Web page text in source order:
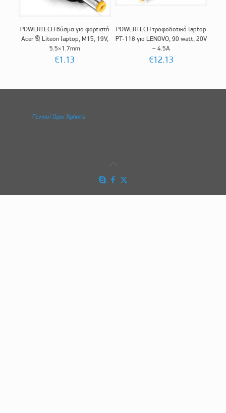
POWERTECH βύσμα για φορτιστή
Acer & Liteon laptop, M15, 19V,
5.5×1.7mm
€1.13
POWERTECH τροφοδοτικό laptop
PT-118 για LENOVO, 90 watt, 20V
– 4.5A
€12.13
Γενικοί Οροι Χρήσης